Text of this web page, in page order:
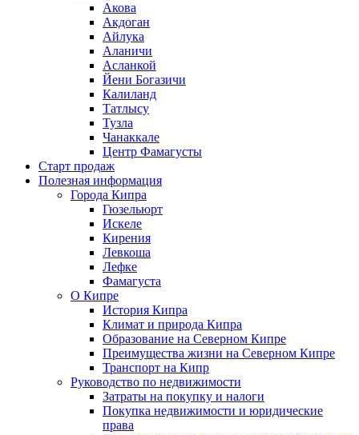
Акова
Акдоган
Айлука
Аланичи
Асланкой
Йени Богазичи
Калиланд
Татлысу
Тузла
Чанаккале
Центр Фамагусты
Старт продаж
Полезная информация
Города Кипра
Гюзельюрт
Искеле
Кирения
Левкоша
Лефке
Фамагуста
О Кипре
История Кипра
Климат и природа Кипра
Образование на Северном Кипре
Преимущества жизни на Северном Кипре
Транспорт на Кипр
Руководство по недвижимости
Затраты на покупку и налоги
Покупка недвижимости и юридические
права